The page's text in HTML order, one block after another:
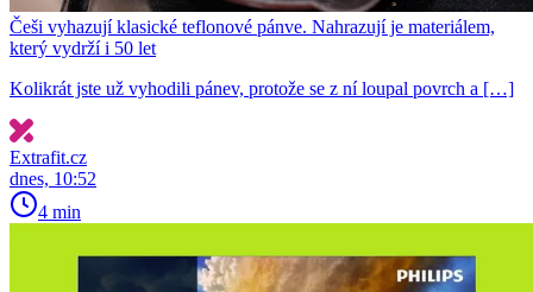
Češi vyhazují klasické teflonové pánve. Nahrazují je materiálem,
který vydrží i 50 let
Kolikrát jste už vyhodili pánev, protože se z ní loupal povrch a […]
Extrafit.cz
dnes, 10:52
4 min